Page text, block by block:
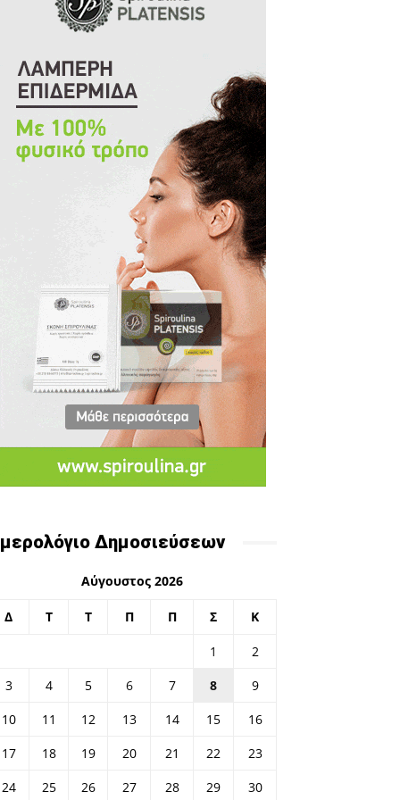
Δημοσιεύσεων
Αύγουστος 2026
Δ Τ Τ Π Π Σ Κ
1
2
3
4 5 6 7 8
9
10
11 12 13 14 15
16
17
18 19 20 21 22
23
24
25 26 27 28 29 30